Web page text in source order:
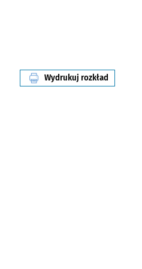
Wydrukuj rozkład
linii nr 602